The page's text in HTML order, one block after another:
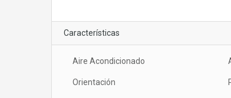
Características
Aire Acondicionado
Orientación